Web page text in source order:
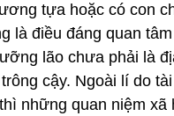
tựa hoặc có con
là điều đáng quan
lão chưa phải là
cậy. Ngoài lí do
những quan niệm xã